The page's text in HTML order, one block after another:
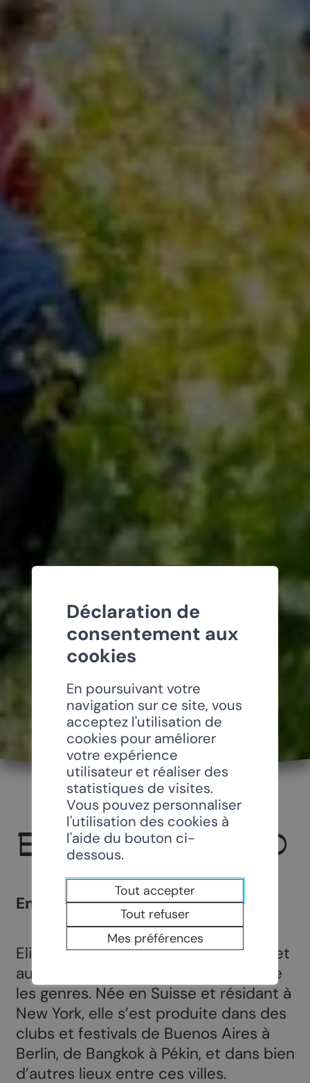
ELIANE AMHERD
En Concert
Eliane est une chanteuse, guitariste et
autrice-compositrice qui transcende
les genres. Née en Suisse et résidant à
New York, elle s’est produite dans des
clubs et festivals de Buenos Aires à
Berlin, de Bangkok à Pékin, et dans bien
d’autres lieux entre ces villes.
Déclaration de
consentement aux
cookies
En poursuivant votre
navigation sur ce site, vous
acceptez l'utilisation de
cookies pour améliorer
votre expérience
utilisateur et réaliser des
statistiques de visites.
Vous pouvez personnaliser
l'utilisation des cookies à
l'aide du bouton ci-
dessous.
Tout accepter
Tout refuser
Mes préférences